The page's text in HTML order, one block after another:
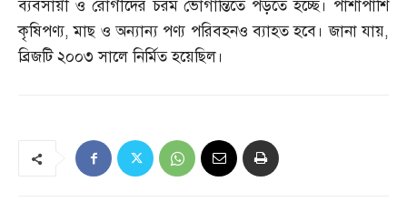
ব্যবসায়ী ও রোগীদের চরম ভোগান্তিতে পড়তে হচ্ছে। পাশাপাশি
কৃষিপণ্য,মাছ ও অন্যান্য পণ্য পরিবহনও ব্যাহত হবে। জানা যায়,
ব্রিজটি ২০০৩ সালে নির্মিত হয়েছিল।